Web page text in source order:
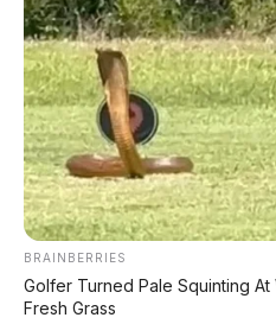
✅ Proses 1 Jam Langsung ACC
✅ Syarat Cukup KTP & KK
AMBIL
DIJUAL MOBIL
DIJUAL: Suzuki
Legam, Low KM
Kondisi Istimewa
BRAINBERRIES
Golfer Turned Pale Squinting
Fresh Grass